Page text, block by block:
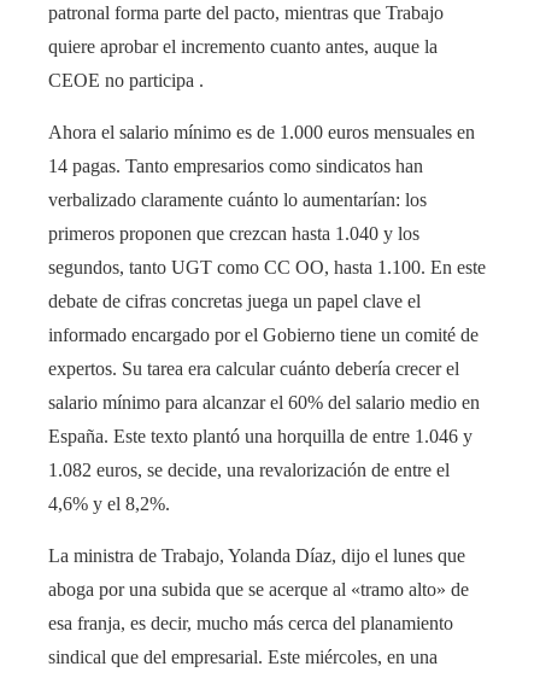
patronal forma parte del pacto, mientras que Trabajo
quiere aprobar el incremento cuanto antes, auque la
CEOE no participa .
Ahora el salario mínimo es de 1.000 euros mensuales en
14 pagas. Tanto empresarios como sindicatos han
verbalizado claramente cuánto lo aumentarían: los
primeros proponen que crezcan hasta 1.040 y los
segundos, tanto UGT como CC OO, hasta 1.100. En este
debate de cifras concretas juega un papel clave el
informado encargado por el Gobierno tiene un comité de
expertos. Su tarea era calcular cuánto debería crecer el
salario mínimo para alcanzar el 60% del salario medio en
España. Este texto plantó una horquilla de entre 1.046 y
1.082 euros, se decide, una revalorización de entre el
4,6% y el 8,2%.
La ministra de Trabajo, Yolanda Díaz, dijo el lunes que
aboga por una subida que se acerque al «tramo alto» de
esa franja, es decir, mucho más cerca del planamiento
sindical que del empresarial. Este miércoles, en una